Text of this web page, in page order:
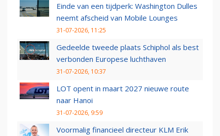
Einde van een tijdperk: Washington Dulles
neemt afscheid van Mobile Lounges
31-07-2026, 11:25
Gedeelde tweede plaats Schiphol als best
verbonden Europese luchthaven
31-07-2026, 10:37
LOT opent in maart 2027 nieuwe route
naar Hanoi
31-07-2026, 9:59
Voormalig financieel directeur KLM Erik